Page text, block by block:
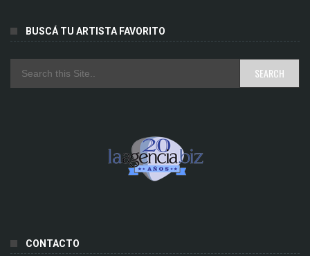
BUSCÁ TU ARTISTA FAVORITO
CONTACTO